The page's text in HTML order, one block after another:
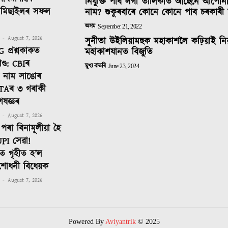
মিছাইলৰ সফল
- August 7, 2026
প্ৰশ্নকাকত
CBIৰ
নাম সাঙোৰ
৩ গৰাকী
- August 7, 2026
বিনামূলীয়া হৈ
সেৱা!
গৃহীত হ’ল
বিধেয়ক
- August 7, 2026
নাম? শুকুৰবাৰে কোনে কোনে পাব চৰকাৰী
অসম September 21, 2022
সুনীতা উইলিয়ামছক মহাকাশলৈ কঢ়িয়াই
মহাকাশযানত বিজুতি
মুখ্য বাতৰি June 23, 2024
Powered By Aviyantrik © 2025